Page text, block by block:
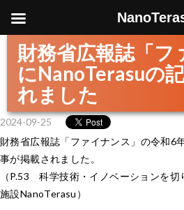
財務省広報誌「フ
にNanoTerasuの
れました
2024-09-25
財務省広報誌「ファイナンス」の令和6
事が掲載されました。
（P.53 科学技術・イノベーションを
施設NanoTerasu）